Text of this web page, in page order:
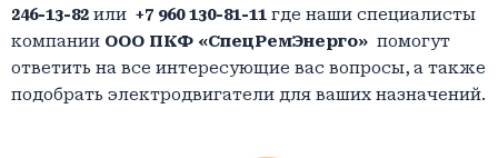
246-13-82 или +7 960 130-81-11 где наши специалисты
компании ООО ПКФ «СпецРемЭнерго» помогут
ответить на все интересующие вас вопросы, а также
подобрать электродвигатели для ваших назначений.